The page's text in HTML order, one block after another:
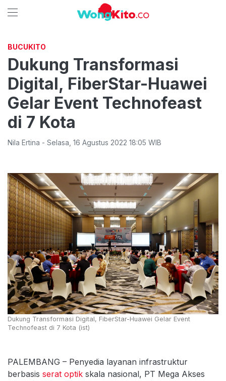
BUCUKITO
Dukung Transformasi
Digital, FiberStar-Huawei
Gelar Event Technofeast
di 7 Kota
Nila Ertina - Selasa 16 Agustus 2022 18:05 WIB
Dukung Transformasi Digital, FiberStar-Huawei Gelar Event
Technofeast di 7 Kota (ist)
PALEMBANG – Penyedia layanan infrastruktur
berbasis serat optik skala nasional, PT Mega Akses